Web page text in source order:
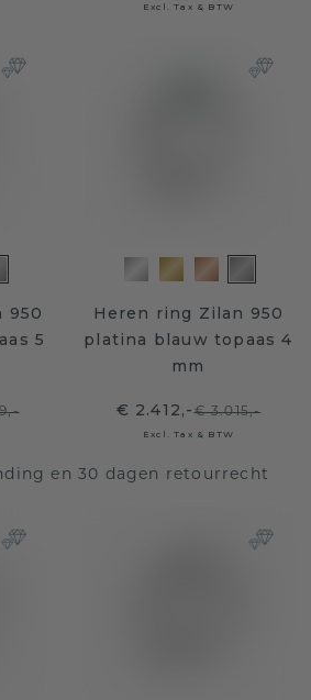
Excl. Tax & BTW
950
5
Heren ring Zilan 950
platina blauw topaas 4
mm
€ 2.412,-€ 3.015,-
Excl. Tax & BTW
en 30 dagen retourrecht